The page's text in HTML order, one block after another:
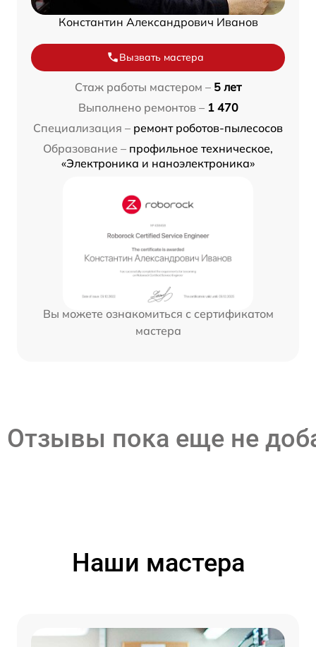
Константин Александрович Иванов
Вызвать мастера
Стаж работы мастером – 5 лет
Выполнено ремонтов – 1 470
Специализация – ремонт роботов-пылесосов
Образование – профильное техническое,
«Электроника и наноэлектроника»
Вы можете ознакомиться с сертификатом
мастера
Отзывы пока еще не
Наши мастера